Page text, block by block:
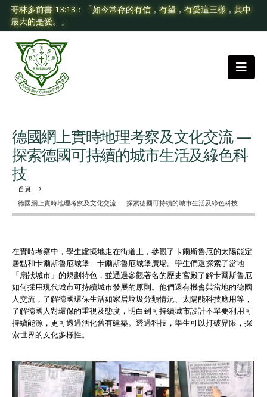
哥林多前書 13:13：「如今常存的有信，有望，有愛這三樣，其中
最大的是愛。」
首頁
德國網上實時地理考察及文化交流 — 探索德國可持續的城市生活及綠色科技
德國網上實時地理考察及文化交流 —
探索德國可持續的城市生活及綠色科
技
在實時考察中，學生虛擬地走在街道上，參觀了卡爾斯魯厄的太陽能定
居點和卡爾斯魯厄城堡 – 卡爾斯魯厄城堡廣場。學生們還探索了當地
「扇狀城市」的規劃特色，並通過參觀著名的歷史宮殿了解卡爾斯魯厄
如何採用現代城市可持續城市發展的原則。他們還有機會與當地的德國
人交流，了解德國環保生活如家居垃圾分類情況、太陽能科技應用等，
了解德國人對環保的重視及態度，明白到可持續城市設計不單要利用可
持續能源，更可透過活化舊有建築。透過科技，學生可以打破界限，探
索世界的文化多樣性。